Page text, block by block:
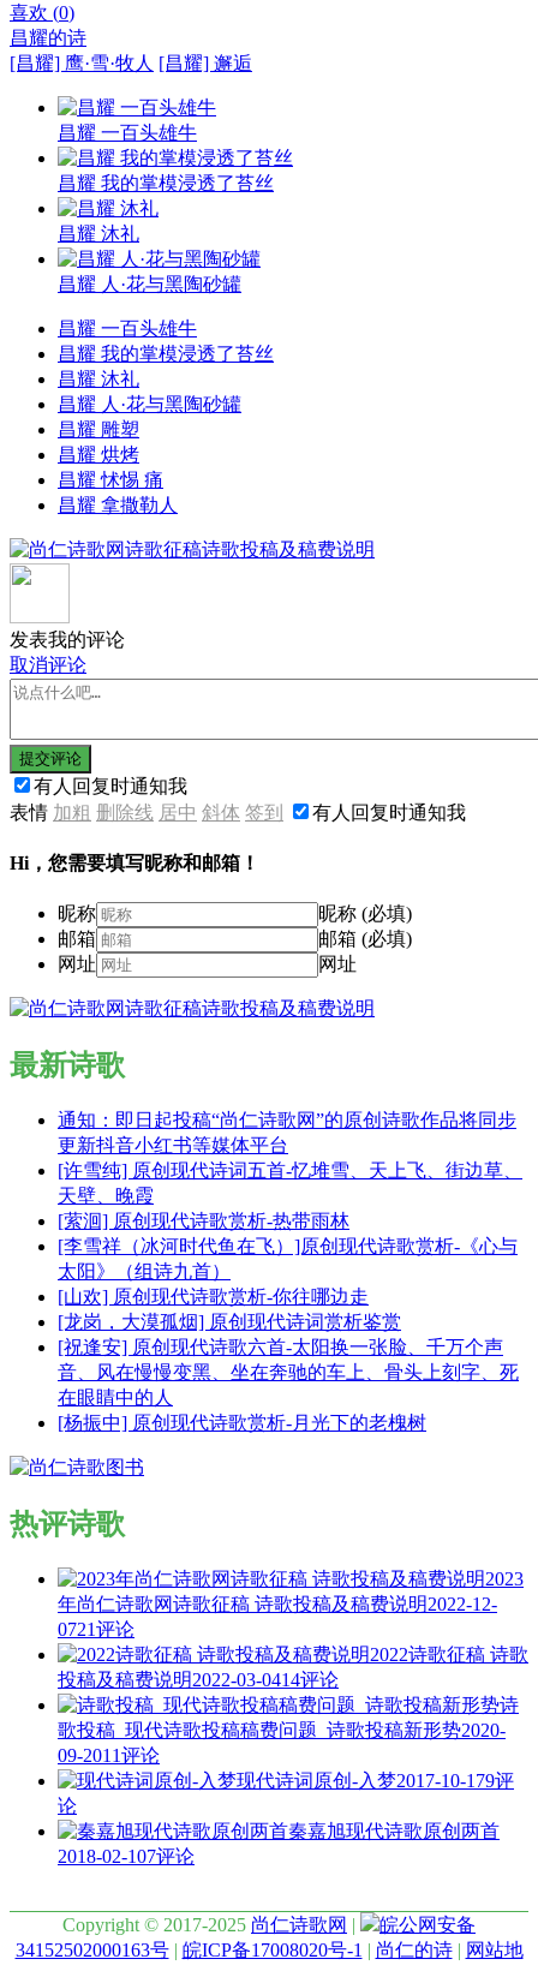
喜欢 (0)
昌耀的诗
[昌耀] 鹰·雪·牧人 [昌耀] 邂逅
昌耀 一百头雄牛
昌耀 我的掌模浸透了苔丝
昌耀 沐礼
昌耀 人·花与黑陶砂罐
昌耀 一百头雄牛
昌耀 我的掌模浸透了苔丝
昌耀 沐礼
昌耀 人·花与黑陶砂罐
昌耀 雕塑
昌耀 烘烤
昌耀 怵惕 痛
昌耀 拿撒勒人
发表我的评论
取消评论
提交评论
有人回复时通知我
表情 加粗 删除线 居中 斜体 签到 有人回复时通知我
Hi，您需要填写昵称和邮箱！
昵称
昵称 (必填)
邮箱
邮箱 (必填)
网址
网址
最新诗歌
通知：即日起投稿“尚仁诗歌网”的原创诗歌作品将同步
更新抖音小红书等媒体平台
[许雪纯] 原创现代诗词五首-忆堆雪、天上飞、街边草、
天壁、晚霞
[萦洄] 原创现代诗歌赏析-热带雨林
[李雪祥（冰河时代鱼在飞）]原创现代诗歌赏析-《心与
太阳》（组诗九首）
[山欢] 原创现代诗歌赏析-你往哪边走
[龙岗，大漠孤烟] 原创现代诗词赏析鉴赏
[祝逢安] 原创现代诗歌六首-太阳换一张脸、千万个声
音、风在慢慢变黑、坐在奔驰的车上、骨头上刻字、死
在眼睛中的人
[杨振中] 原创现代诗歌赏析-月光下的老槐树
热评诗歌
2023
年尚仁诗歌网诗歌征稿 诗歌投稿及稿费说明2022-12-
0721评论
2022诗歌征稿 诗歌
投稿及稿费说明2022-03-0414评论
诗
歌投稿_现代诗歌投稿稿费问题_诗歌投稿新形势2020-
09-2011评论
现代诗词原创-入梦2017-10-179评
论
秦嘉旭现代诗歌原创两首
2018-02-107评论
Copyright © 2017-2025 尚仁诗歌网 |
皖公网安备
34152502000163号| 皖ICP备17008020号-1 | 尚仁的诗| 网站地